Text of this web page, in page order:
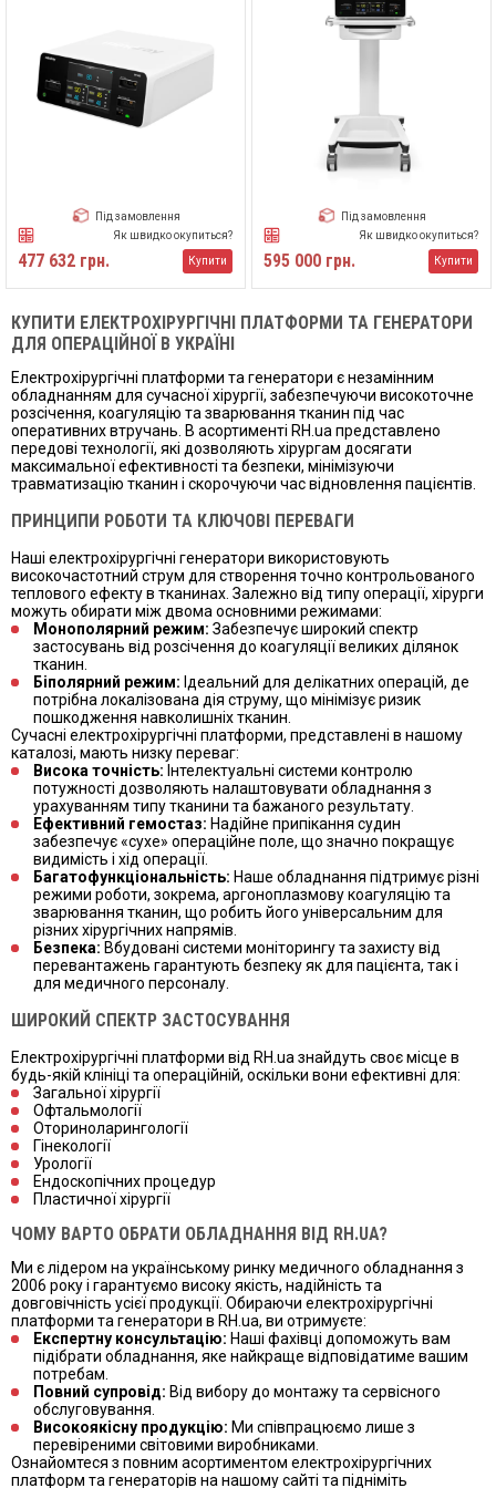
Під замовлення
Як швидко окупиться?
477 632 грн. Купити
Під замовлення
Як швидко окупиться?
595 000 грн. Купити
КУПИТИ ЕЛЕКТРОХІРУРГІЧНІ ПЛАТФОРМИ ТА ГЕНЕРАТОРИ
ДЛЯ ОПЕРАЦІЙНОЇ В УКРАЇНІ
Електрохірургічні платформи та генератори є незамінним
обладнанням для сучасної хірургії, забезпечуючи високоточне
розсічення, коагуляцію та зварювання тканин під час
оперативних втручань. В асортименті RH.ua представлено
передові технології, які дозволяють хірургам досягати
максимальної ефективності та безпеки, мінімізуючи
травматизацію тканин і скорочуючи час відновлення пацієнтів.
ПРИНЦИПИ РОБОТИ ТА КЛЮЧОВІ ПЕРЕВАГИ
Наші електрохірургічні генератори використовують
високочастотний струм для створення точно контрольованого
теплового ефекту в тканинах. Залежно від типу операції, хірурги
можуть обирати між двома основними режимами:
Монополярний режим: Забезпечує широкий спектр
застосувань від розсічення до коагуляції великих ділянок
тканин.
Біполярний режим: Ідеальний для делікатних операцій, де
потрібна локалізована дія струму, що мінімізує ризик
пошкодження навколишніх тканин.
Сучасні електрохірургічні платформи, представлені в нашому
каталозі, мають низку переваг:
Висока точність: Інтелектуальні системи контролю
потужності дозволяють налаштовувати обладнання з
урахуванням типу тканини та бажаного результату.
Ефективний гемостаз: Надійне припікання судин
забезпечує «сухе» операційне поле, що значно покращує
видимість і хід операції.
Багатофункціональність: Наше обладнання підтримує різні
режими роботи, зокрема, аргоноплазмову коагуляцію та
зварювання тканин, що робить його універсальним для
різних хірургічних напрямів.
Безпека: Вбудовані системи моніторингу та захисту від
перевантажень гарантують безпеку як для пацієнта, так і
для медичного персоналу.
ШИРОКИЙ СПЕКТР ЗАСТОСУВАННЯ
Електрохірургічні платформи від RH.ua знайдуть своє місце в
будь-якій клініці та операційній, оскільки вони ефективні для:
Загальної хірургії
Офтальмології
Оториноларингології
Гінекології
Урології
Ендоскопічних процедур
Пластичної хірургії
ЧОМУ ВАРТО ОБРАТИ ОБЛАДНАННЯ ВІД RH.UA?
Ми є лідером на українському ринку медичного обладнання з
2006 року і гарантуємо високу якість, надійність та
довговічність усієї продукції. Обираючи електрохірургічні
платформи та генератори в RH.ua, ви отримуєте:
Експертну консультацію: Наші фахівці допоможуть вам
підібрати обладнання, яке найкраще відповідатиме вашим
потребам.
Повний супровід: Від вибору до монтажу та сервісного
обслуговування.
Високоякісну продукцію: Ми співпрацюємо лише з
перевіреними світовими виробниками.
Ознайомтеся з повним асортиментом електрохірургічних
платформ та генераторів на нашому сайті та підніміть